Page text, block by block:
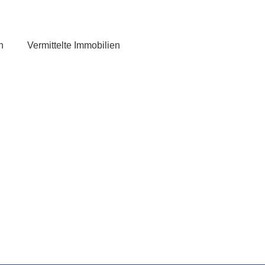
Vermittelte Immobilien